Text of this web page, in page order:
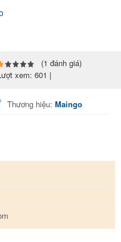
(1 đánh giá)
xem: 601 |
Thương hiệu:Maingo